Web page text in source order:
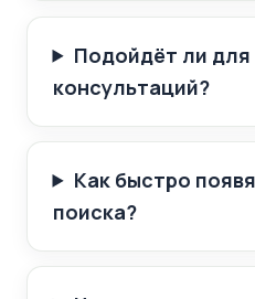
Подойдёт ли
консультаций?
Как быстро
поиска?